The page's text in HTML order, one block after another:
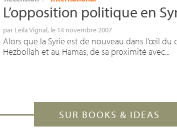
L’opposition politique en
par Leïla Vignal, le 14 novembre 2007
Alors que la Syrie est de nouveau dans l’œil
Hezbollah et au Hamas, de sa proximité avec...
SUR BOOKS & IDEAS